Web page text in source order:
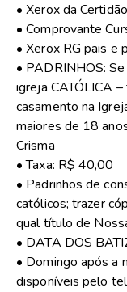
• Xerox da
• Comprovante
• Xerox RG pais e
• PADRINHOS:
igreja CATÓLICA
casamento na
maiores de 18
Crisma
• Taxa: R$ 40,00
• Padrinhos de
católicos; trazer
qual título de
• DATA DOS
• Domingo após a
disponíveis pelo